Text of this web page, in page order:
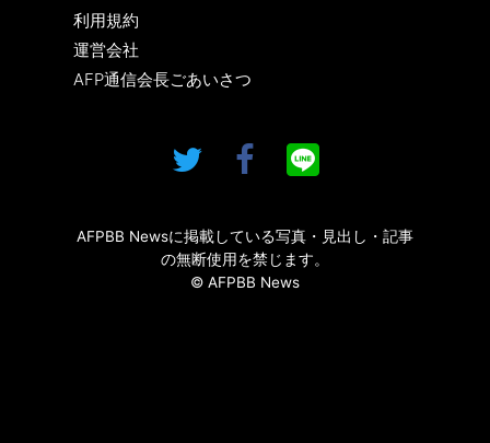
利用規約
運営会社
AFP通信会長ごあいさつ
AFPBB Newsに掲載している写真・見出し・記事
の無断使用を禁じます。
© AFPBB News